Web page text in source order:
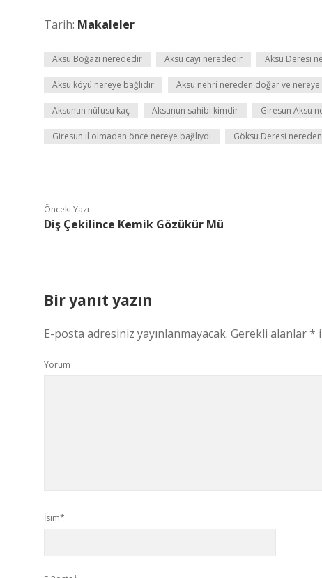
Tarih: Makaleler
Aksu Boğazı nerededir Aksu cayı nerededir Aksu Deresi
Aksu köyü nereye bağlıdır Aksu nehri nereden doğar ve
Aksunun nüfusu kaç Aksunun sahibi kimdir Giresun Aksu
Giresun il olmadan önce nereye bağlıydı Göksu Deresi
Önceki Yazı
Diş Çekilince Kemik Gözükür Mü
Bir yanıt yazın
E-posta adresiniz yayınlanmayacak. Gerekli alanlar*
Yorum
İsim*